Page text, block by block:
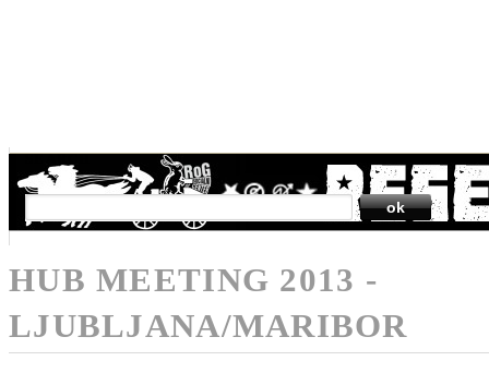
SEARCH
HUB MEETING 2013 -
LJUBLJANA/MARIBOR